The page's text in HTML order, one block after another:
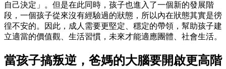
自己決定」。但是在此同時，孩子也進入了一個新的發展階
段，一個孩子從來沒有經驗過的狀態，所以內在狀態其實是徬
徨不安的。因此，成人需要更堅定、穩定的帶領，幫助孩子建
立適當的價值觀、生活習慣，未來才能適應團體、社會生活。
當孩子搞叛逆，爸媽的大腦要開啟更高階